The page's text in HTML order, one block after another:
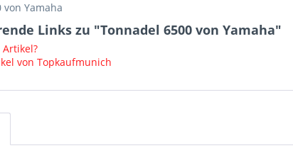
Yamaha
Links zu "Tonnadel 6500 von Yamaha"
Artikel?
von Topkaufmunich